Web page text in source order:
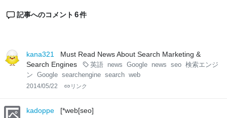
記事へのコメント 6件
kana321
Must Read News About Search Marketing &
Search Engines
英語 news Google news seo 検索エンジ
ン
Google searchengine search web
2014/05/22 リンク
kadoppe [*web[seo]